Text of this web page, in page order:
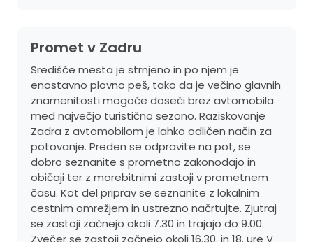
Promet v Zadru
Središče mesta je strnjeno in po njem je
enostavno plovno peš, tako da je večino glavnih
znamenitosti mogoče doseči brez avtomobila
med največjo turistično sezono. Raziskovanje
Zadra z avtomobilom je lahko odličen način za
potovanje. Preden se odpravite na pot, se
dobro seznanite s prometno zakonodajo in
običaji ter z morebitnimi zastoji v prometnem
času. Kot del priprav se seznanite z lokalnim
cestnim omrežjem in ustrezno načrtujte. Zjutraj
se zastoji začnejo okoli 7.30 in trajajo do 9.00.
Zvečer se zastoji začnejo okoli 16.30. in 18. ure V